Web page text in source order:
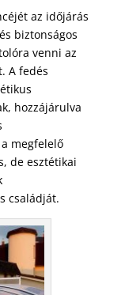
az időjárás
biztonságos
venni az
A fedés
hozzájárulva
megfelelő
de esztétikai
családját.